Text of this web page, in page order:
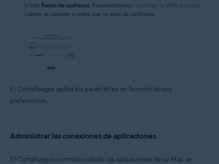
la lista Redes de confianza . Recomendamos mantener la VPN activada
cuando se conecte a redes que no sean de confianza.
El Cortafuegos aplica los parámetros en función de sus
preferencias.
Administrar las conexiones de aplicaciones
El Cortafuegos controla cuándo las aplicaciones de su Mac se